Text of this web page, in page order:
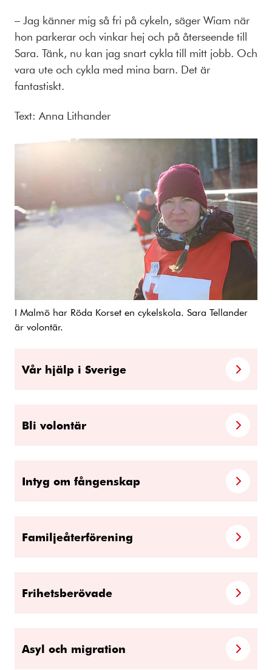
– Jag känner mig så fri på cykeln, säger Wiam när
hon parkerar och vinkar hej och på återseende till
Sara. Tänk, nu kan jag snart cykla till mitt jobb. Och
vara ute och cykla med mina barn. Det är
fantastiskt.
Text: Anna Lithander
I Malmö har Röda Korset en cykelskola. Sara Tellander
är volontär.
Vår hjälp i Sverige
Bli volontär
Intyg om fångenskap
Familjeåterförening
Frihetsberövade
Asyl och migration